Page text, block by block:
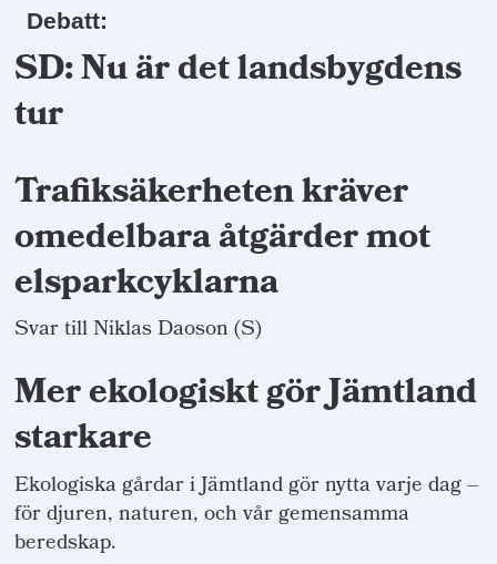
Debatt:
SD: Nu är det landsbygdens
tur
Trafiksäkerheten kräver
omedelbara åtgärder mot
elsparkcyklarna
Svar till Niklas Daoson (S)
Mer ekologiskt gör Jämtland
starkare
Ekologiska gårdar i Jämtland gör nytta varje dag –
för djuren, naturen, och vår gemensamma
beredskap.